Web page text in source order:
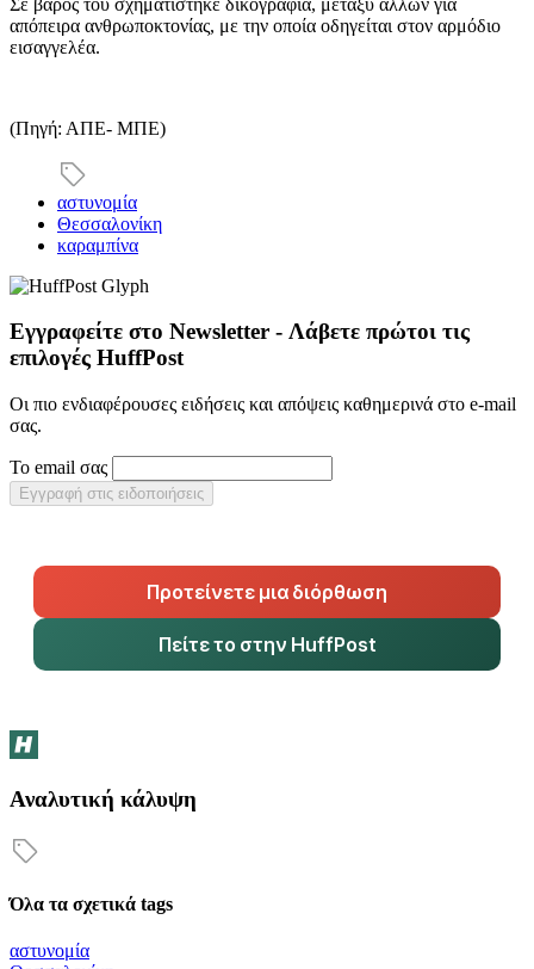
απόπειρα ανθρωποκτονίας, με την οποία οδηγείται στον αρμόδιο
εισαγγελέα.
(Πηγή: ΑΠΕ- ΜΠΕ)
αστυνομία
Θεσσαλονίκη
καραμπίνα
Εγγραφείτε στο Newsletter - Λάβετε πρώτοι τις
επιλογές HuffPost
Οι πιο ενδιαφέρουσες ειδήσεις και απόψεις καθημερινά στο e-mail
σας.
Το email σας
Εγγραφή στις ειδοποιήσεις
Προτείνετε μια διόρθωση
Πείτε το στην HuffPost
Αναλυτική κάλυψη
Όλα τα σχετικά tags
αστυνομία